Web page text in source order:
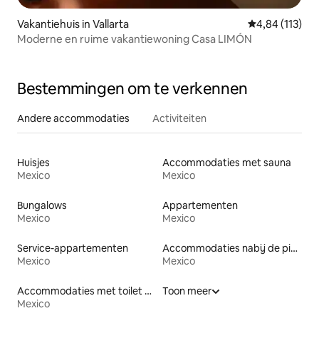
Vakantiehuis in Vallarta Gemiddelde
4,84 (113)
Moderne en ruime vakantiewoning Casa LIMÓN
Bestemmingen om te verkennen
Andere accommodaties Activiteiten
Huisjes
Mexico
Accommodaties met sauna
Mexico
Bungalows
Mexico
Appartementen
Mexico
Service-appartementen
Mexico
Accommodaties nabij de piste
Mexico
Accommodaties met toilet op toegankelijke hoogte
Mexico
Toon meer